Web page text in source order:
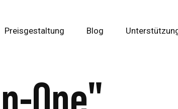
Preisgestaltung Blog